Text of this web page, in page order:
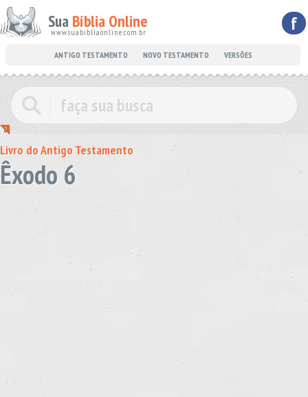
Sua Bíblia Online
www.suabibliaonline.com.br f
ANTIGO TESTAMENTO NOVO TESTAMENTO VERSÕES
Livro do Antigo Testamento
Êxodo 6